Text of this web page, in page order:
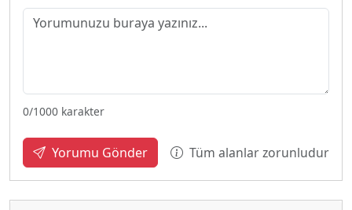
0/1000 karakter
Yorumu Gönder Tüm alanlar zorunludur